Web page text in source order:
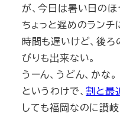
が、今日は暑い日のほ
ちょっと遅めのランチ
時間も遅いけど、後
びりも出来ない。
うーん、うどん、かな。
というわけで、割と最
しても福岡なのに讃岐